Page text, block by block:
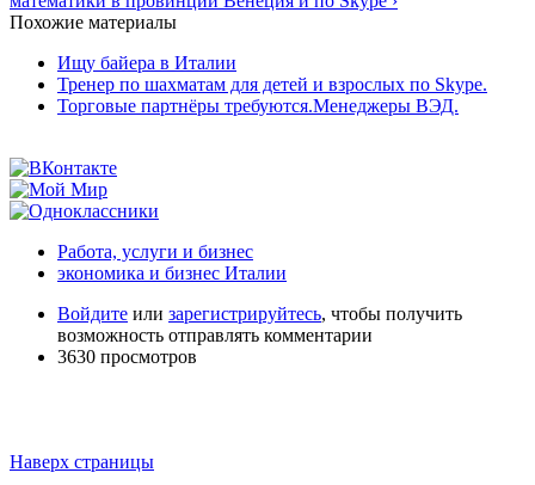
Похожие материалы
Ищу байера в Италии
Тренер по шахматам для детей и взрослых по Skype.
Торговые партнёры требуются.Менеджеры ВЭД.
Работа, услуги и бизнес
экономика и бизнес Италии
Войдите или зарегистрируйтесь, чтобы получить
возможность отправлять комментарии
3630 просмотров
Наверх страницы